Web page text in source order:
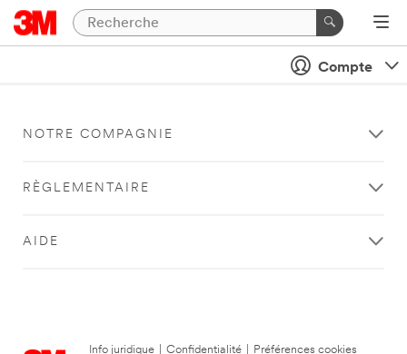
Compte
NOTRE COMPAGNIE
RÈGLEMENTAIRE
AIDE
Info juridique Confidentialité
Préférences cookies